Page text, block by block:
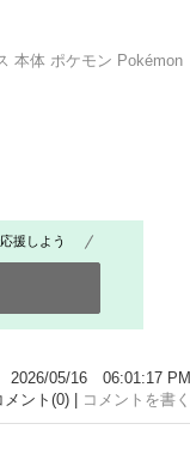
本体 ポケモン Pokémon
援しよう
2026/05/16 06:01:17 PM
メント(0) |
コメントを書く